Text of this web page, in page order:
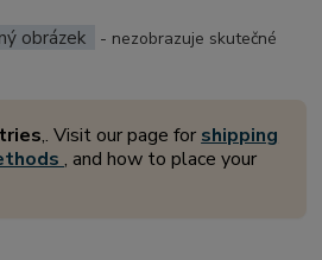
obrázek
- nezobrazuje skutečné
,. Visit our page for shipping
, and how to place your